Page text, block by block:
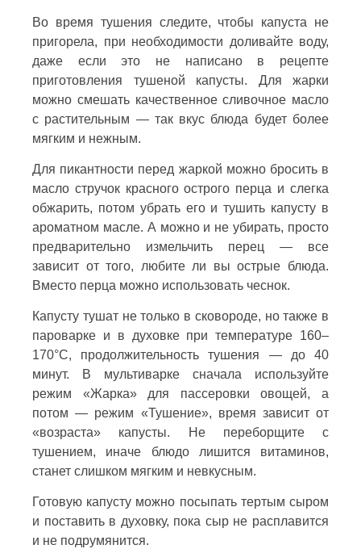
Во время тушения следите, чтобы капуста не
пригорела, при необходимости доливайте воду,
даже если это не написано в рецепте
приготовления тушеной капусты. Для жарки
можно смешать качественное сливочное масло
с растительным — так вкус блюда будет более
мягким и нежным.
Для пикантности перед жаркой можно бросить в
масло стручок красного острого перца и слегка
обжарить, потом убрать его и тушить капусту в
ароматном масле. А можно и не убирать, просто
предварительно измельчить перец — все
зависит от того, любите ли вы острые блюда.
Вместо перца можно использовать чеснок.
Капусту тушат не только в сковороде, но также в
пароварке и в духовке при температуре 160–
170°С, продолжительность тушения — до 40
минут. В мультиварке сначала используйте
режим «Жарка» для пассеровки овощей, а
потом — режим «Тушение», время зависит от
«возраста» капусты. Не переборщите с
тушением, иначе блюдо лишится витаминов,
станет слишком мягким и невкусным.
Готовую капусту можно посыпать тертым сыром
и поставить в духовку, пока сыр не расплавится
и не подрумянится.